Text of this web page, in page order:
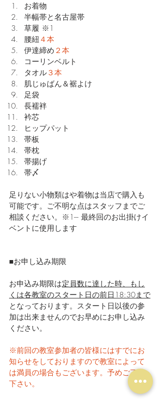
お着物
半幅帯と名古屋帯
草履 ※1
腰紐 ４本
伊達締め ２本
コーリンベルト
タオル３本
肌じゅばん＆裾よけ
足袋
長襦袢
衿芯
ヒップパット
帯板
帯枕
帯揚げ
帯〆
足りない小物類はや着物は当店で購入も
可能です。ご不明な点はスタッフまでご
相談ください。※1--- 最終回のお出掛けイ
ベントに使用します
■お申し込み期限
お申込み期限は定員数に達した時、もし
くは各教室のスタート日の前日18:30まで
となっております。スタート日以後の参
加は出来ませんのでお早めにお申し込み
ください。
※前回の教室参加者の皆様にはすでにお
知らせをしておりますので教室によって
は満員の場合もございます。予めご了承
下さい。